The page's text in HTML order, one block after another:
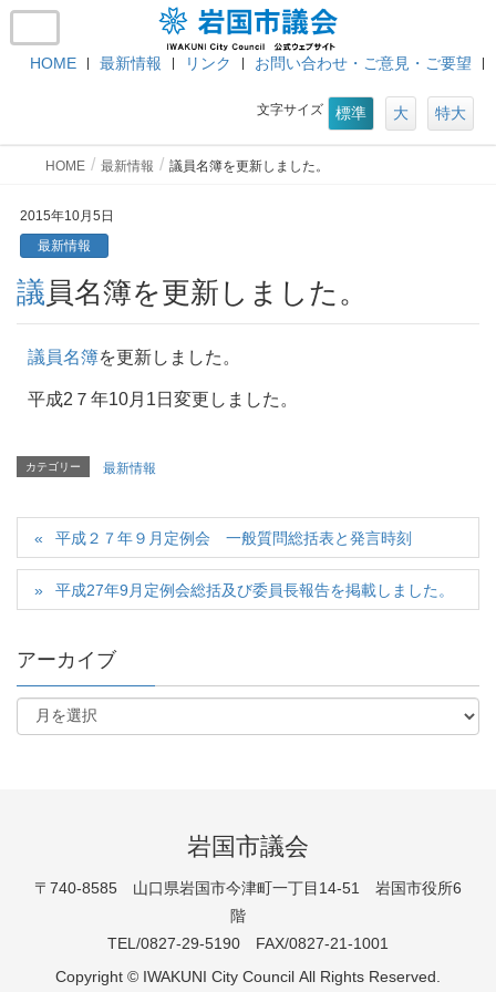
HOME 最新情報 リンク お問い合わせ・ご意見・ご要望
文字サイズ 標準 大 特大
HOME 最新情報 議員名簿を更新しました。
2015年10月5日
最新情報
議員名簿を更新しました。
議員名簿を更新しました。
平成2７年10月1日変更しました。
カテゴリー 最新情報
平成２７年９月定例会 一般質問総括表と発言時刻
平成27年9月定例会総括及び委員長報告を掲載しました。
アーカイブ
岩国市議会
〒740-8585 山口県岩国市今津町一丁目14-51 岩国市役所6
階
TEL/0827-29-5190 FAX/0827-21-1001
Copyright © IWAKUNI City Council All Rights Reserved.